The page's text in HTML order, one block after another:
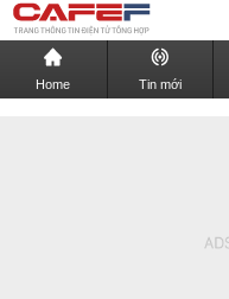
Home Tin mới